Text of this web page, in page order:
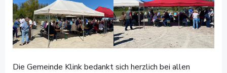
Die Gemeinde Klink bedankt sich herzlich bei allen